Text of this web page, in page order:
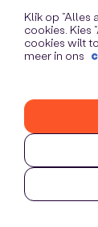
Klik op “Alles
cookies. Kies
cookies wilt
meer in ons